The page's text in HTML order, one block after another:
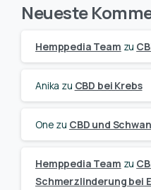
Neueste
Hemppedia Team zu
Anika zu CBD bei Krebs
One zu CBD und
Hemppedia Team zu
Schmerzlinderung bei